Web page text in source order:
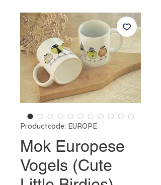
Productcode: EUROPE
Mok Europese
Vogels (Cute